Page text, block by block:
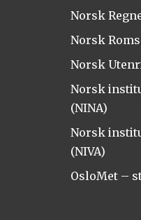
Norsk
Norsk
Norsk
Norsk
(NINA)
Norsk
(NIVA)
OsloMet –